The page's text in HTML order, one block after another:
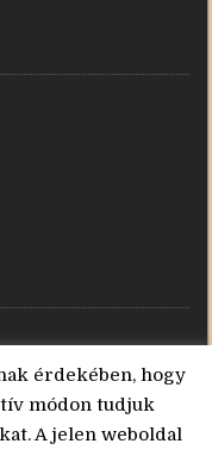
érdekében, hogy
módon tudjuk
A jelen weboldal